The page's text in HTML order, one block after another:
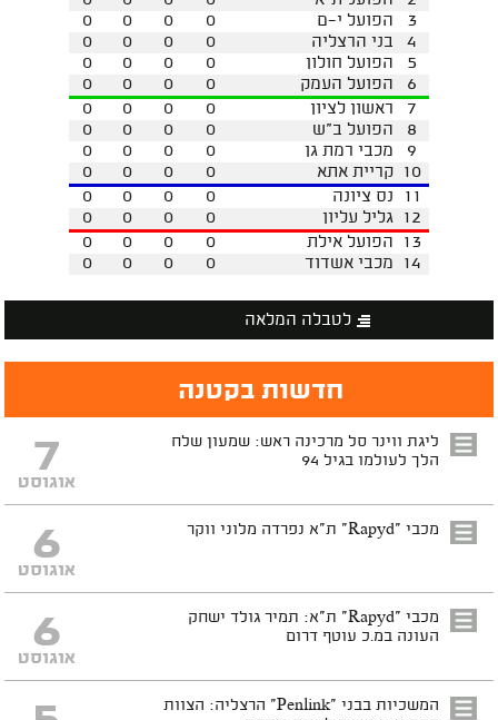
0
0 0 0 הפועל י-ם
3
0
0 0 0 בני הרצליה
4
0
0 0 0 הפועל חולון
5
0
0 0 0 הפועל העמק
6
0
0 0 0 ראשון לציון
7
0
0 0 0 הפועל ב"ש
8
0
0 0 0 מכבי רמת גן
9
0
0 0 0 קריית אתא 10
0
0 0 0 נס ציונה
11
0
0 0 0 גליל עליון 12
0
0 0 0 הפועל אילת
13
0
0 0 0 מכבי אשדוד 14
לטבלה המלאה
חדשות בקטנה
ליגת ווינר סל מרכינה ראש: שמעון שלח
הלך לעולמו בגיל 94
7
אוגוסט
מכבי "Rapyd" ת"א נפרדה מלוני ווקר 6
אוגוסט
מכבי "Rapyd" ת"א: תמיר גולד ישחק
העונה במ.כ עוטף דרום
6
אוגוסט
המשכיות בבני "Penlink" הרצליה: הצוות